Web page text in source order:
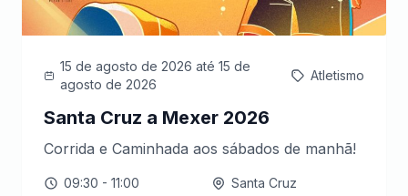
15 de agosto de 2026 até 15 de
agosto de 2026
Atletismo
Santa Cruz a Mexer 2026
Corrida e Caminhada aos sábados de manhã!
09:30 - 11:00 Santa Cruz